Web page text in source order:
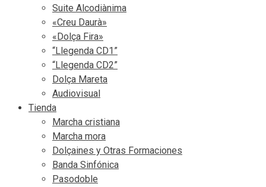
Suite Alcodiànima
«Creu Daurà»
«Dolça Fira»
“Llegenda CD1”
“Llegenda CD2”
Dolça Mareta
Audiovisual
Tienda
Marcha cristiana
Marcha mora
Dolçaines y Otras Formaciones
Banda Sinfónica
Pasodoble